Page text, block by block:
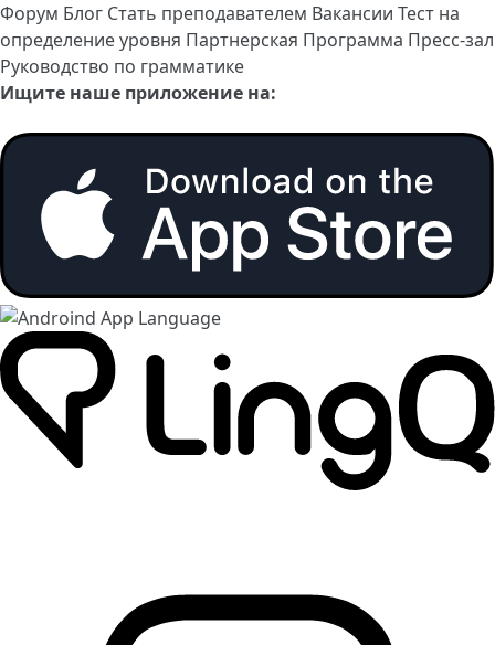
Форум Блог Стать преподавателем Вакансии Тест на
определение уровня Партнерская Программа Пресс-зал
Руководство по грамматике
Ищите наше приложение на: